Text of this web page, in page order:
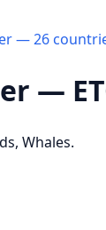
— 26
—
Whales.